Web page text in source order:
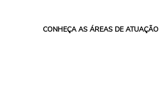
CONHEÇA AS ÁREAS DE ATUAÇÃO